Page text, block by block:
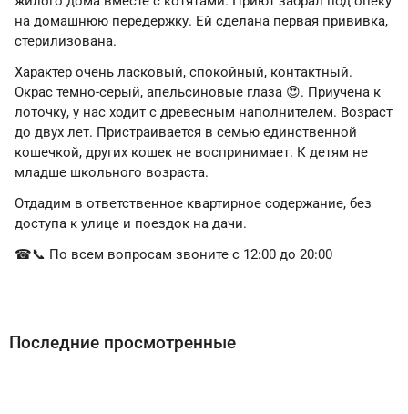
на домашнюю передержку. Ей сделана первая прививка,
стерилизована.
Характер очень ласковый, спокойный, контактный.
Окрас темно-серый, апельсиновые глаза 😍. Приучена к
лоточку, у нас ходит с древесным наполнителем. Возраст
до двух лет. Пристраивается в семью единственной
кошечкой, других кошек не воспринимает. К детям не
младше школьного возраста.
Отдадим в ответственное квартирное содержание, без
доступа к улице и поездок на дачи.
☎📞 По всем вопросам звоните с 12:00 до 20:00
Последние просмотренные